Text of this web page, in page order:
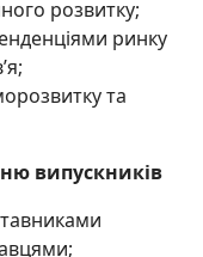
розвитку;
ринку
та
випускників